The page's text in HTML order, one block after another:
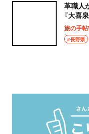
革職人
『大喜
旅の手
#長野県